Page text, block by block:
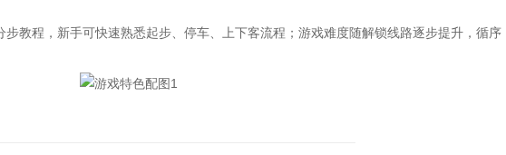
程，新手可快速熟悉起步、停车、上下客流程；游戏难度随解锁线路逐步提升，循序